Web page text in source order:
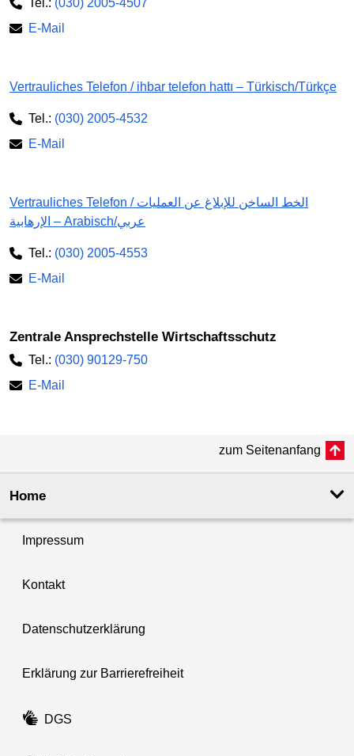
E-Mail
Vertrauliches Telefon / ihbar telefon hattı – Türkisch/Türkçe
Tel.: (030) 2005-4532
E-Mail
Vertrauliches Telefon / الخط الساخن للإبلاغ عن العمليات
الإرهابية – Arabisch/عربي
Tel.: (030) 2005-4553
E-Mail
Zentrale Ansprechstelle Wirtschaftsschutz
Tel.: (030) 90129-750
E-Mail
zum Seitenanfang
Home
Impressum
Kontakt
Datenschutzerklärung
Erklärung zur Barrierefreiheit
DGS